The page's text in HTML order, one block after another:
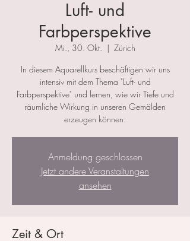
Luft- und
Farbperspektive
Mi., 30. Okt.
  |
Zürich
In diesem Aquarellkurs beschäftigen wir uns
intensiv mit dem Thema "Luft- und
Farbperspektive" und lernen, wie wir Tiefe und
räumliche Wirkung in unseren Gemälden
erzeugen können.
Anmeldung geschlossen
Jetzt andere Veranstaltungen
ansehen
Zeit & Ort